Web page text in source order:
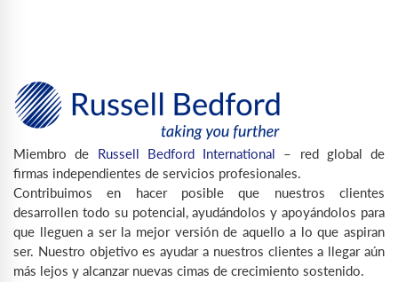
Miembro de Russell Bedford International – red global de
firmas independientes de servicios profesionales.
Contribuimos en hacer posible que nuestros clientes
desarrollen todo su potencial, ayudándolos y apoyándolos para
que lleguen a ser la mejor versión de aquello a lo que aspiran
ser. Nuestro objetivo es ayudar a nuestros clientes a llegar aún
más lejos y alcanzar nuevas cimas de crecimiento sostenido.